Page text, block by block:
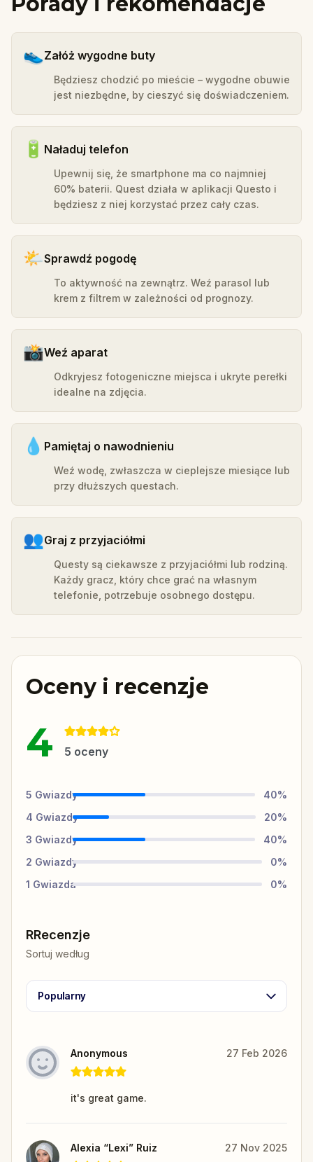
👟Załóż wygodne buty
Będziesz chodzić po mieście – wygodne obuwie
jest niezbędne, by cieszyć się doświadczeniem.
🔋 Naładuj telefon
Upewnij się, że smartphone ma co najmniej
60% baterii. Quest działa w aplikacji Questo i
będziesz z niej korzystać przez cały czas.
🌤️Sprawdź pogodę
To aktywność na zewnątrz. Weź parasol lub
krem z filtrem w zależności od prognozy.
📸Weź aparat
Odkryjesz fotogeniczne miejsca i ukryte perełki
idealne na zdjęcia.
💧 Pamiętaj o nawodnieniu
Weź wodę, zwłaszcza w cieplejsze miesiące lub
przy dłuższych questach.
👥Graj z przyjaciółmi
Questy są ciekawsze z przyjaciółmi lub rodziną.
Każdy gracz, który chce grać na własnym
telefonie, potrzebuje osobnego dostępu.
Oceny i recenzje
4 5 oceny
5 Gwiazdy 40%
4 Gwiazdy 20%
3 Gwiazdy 40%
2 Gwiazdy 0%
1 Gwiazda 0%
RRecenzje
Sortuj według
Popularny
Anonymous 27 Feb 2026
it's great game.
Alexia “Lexi” Ruiz 27 Nov 2025